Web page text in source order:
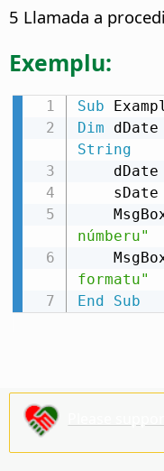
5 Llamada a
Exemplu:
Sub
Dim dDate
String
    dDate
    sDate
númberu"
formatu"
End
Sub